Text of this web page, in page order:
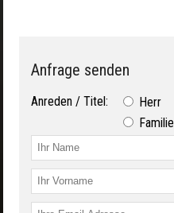
Anfrage senden
Anreden / Titel: Herr
Familie